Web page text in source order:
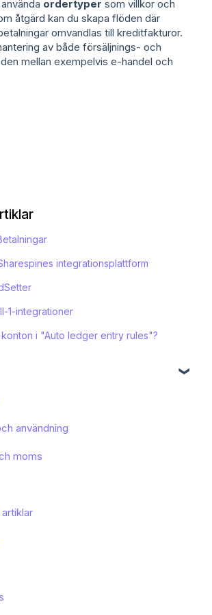
ordertyper som villkor och
åtgärd kan du skapa flöden där
omvandlas till kreditfakturor.
av både försäljnings- och
mellan exempelvis e-handel och
integrationsplattform
1-integrationer
konton i "Auto ledger entry rules"?
användning
moms